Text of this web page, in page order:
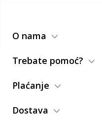
O nama
Trebate pomoć?
Plaćanje
Dostava